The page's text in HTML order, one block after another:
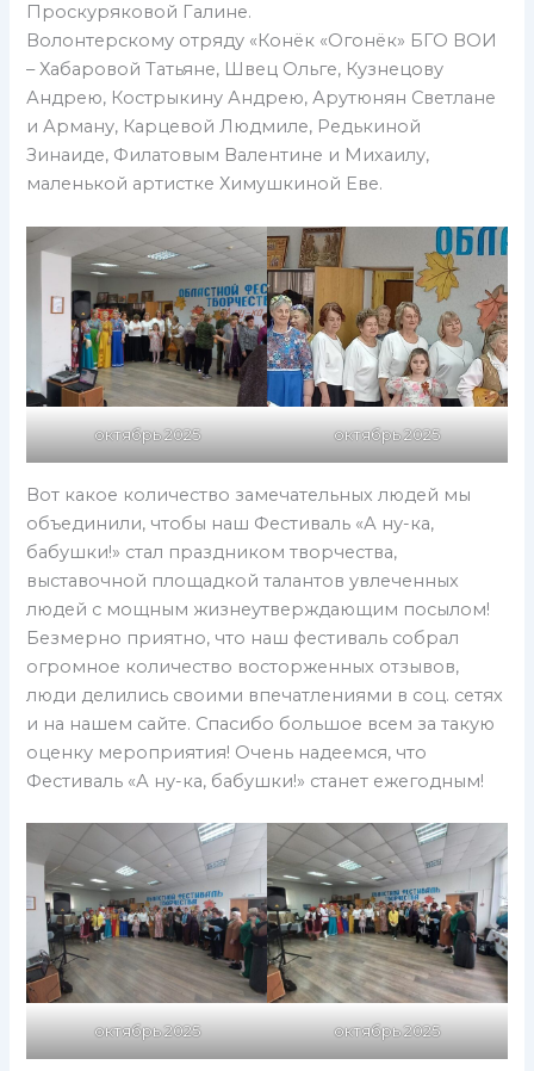
Проскуряковой Галине.
Волонтерскому отряду «Конёк «Огонёк» БГО ВОИ
– Хабаровой Татьяне, Швец Ольге, Кузнецову
Андрею, Кострыкину Андрею, Арутюнян Светлане
и Арману, Карцевой Людмиле, Редькиной
Зинаиде, Филатовым Валентине и Михаилу,
маленькой артистке Химушкиной Еве.
октябрь 2025 октябрь 2025
Вот какое количество замечательных людей мы
объединили, чтобы наш Фестиваль «А ну-ка,
бабушки!» стал праздником творчества,
выставочной площадкой талантов увлеченных
людей с мощным жизнеутверждающим посылом!
Безмерно приятно, что наш фестиваль собрал
огромное количество восторженных отзывов,
люди делились своими впечатлениями в соц. сетях
и на нашем сайте. Спасибо большое всем за такую
оценку мероприятия! Очень надеемся, что
Фестиваль «А ну-ка, бабушки!» станет ежегодным!
октябрь 2025 октябрь 2025